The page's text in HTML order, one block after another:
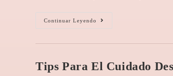
Continuar Leyendo
Tips Para El Cuidado